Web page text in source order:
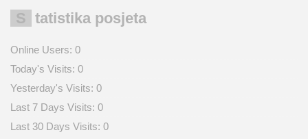
Statistika posjeta
Online Users: 0
Today's Visits: 0
Yesterday's Visits: 0
Last 7 Days Visits: 0
Last 30 Days Visits: 0